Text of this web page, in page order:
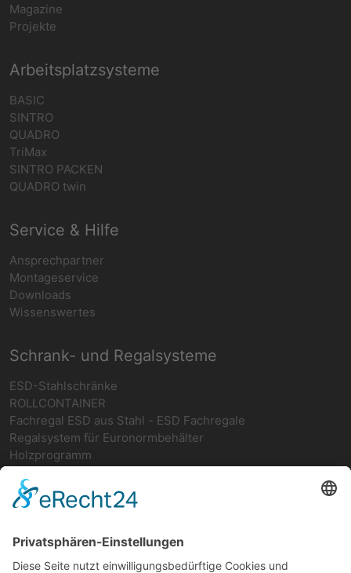
Magazine
Projekte
Arbeitsplatzsysteme
BASIC
SINTRO
QUADRO
TriMax
SINTRO PACKEN
QUADRO twin
Service & Hilfe
Ansprechpartner
Montageservice
Downloads
Wissenswertes
Schrank- und Regalsysteme
ESD-Stahlschränke
ROLLCONTAINER
Fachregal ESD aus Stahl - ESD Fachregale
Regalsystem für Euronormbehälter
Holzprogramm
Netzwerk
Ergonomie
Deutsches ESD-Netzwerk